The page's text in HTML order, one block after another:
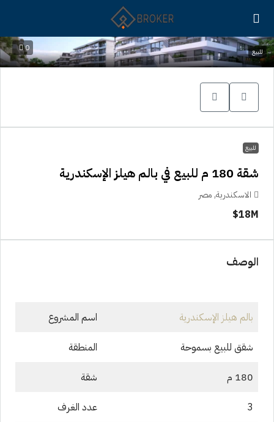
0 للبيع
للبيع
شقة 180 م للبيع في بالم هيلز الإسكندرية
الاسكندرية, مصر
18M$
الوصف
بالم هيلز الإسكندرية اسم المشروع
شقق للبيع بسموحة المنطقة
180 م شقة
3 عدد الغرف